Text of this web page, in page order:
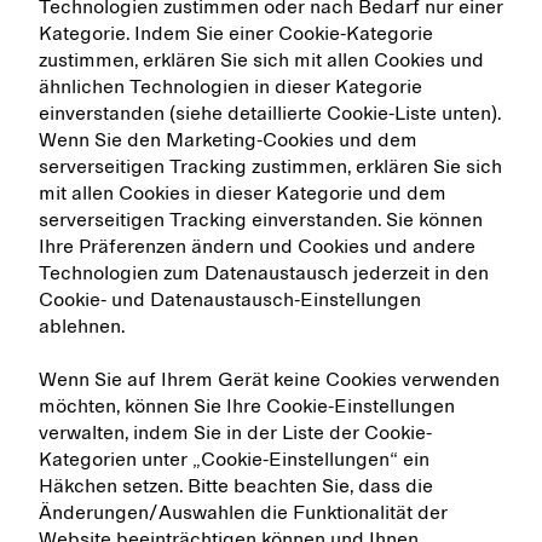
Technologien zustimmen oder nach Bedarf nur einer
Kategorie. Indem Sie einer Cookie-Kategorie
zustimmen, erklären Sie sich mit allen Cookies und
ähnlichen Technologien in dieser Kategorie
einverstanden (siehe detaillierte Cookie-Liste unten).
Wenn Sie den Marketing-Cookies und dem
serverseitigen Tracking zustimmen, erklären Sie sich
mit allen Cookies in dieser Kategorie und dem
serverseitigen Tracking einverstanden. Sie können
Ihre Präferenzen ändern und Cookies und andere
Technologien zum Datenaustausch jederzeit in den
Cookie- und Datenaustausch-Einstellungen
ablehnen.
Wenn Sie auf Ihrem Gerät keine Cookies verwenden
möchten, können Sie Ihre Cookie-Einstellungen
verwalten, indem Sie in der Liste der Cookie-
Kategorien unter „Cookie-Einstellungen“ ein
Häkchen setzen. Bitte beachten Sie, dass die
Änderungen/Auswahlen die Funktionalität der